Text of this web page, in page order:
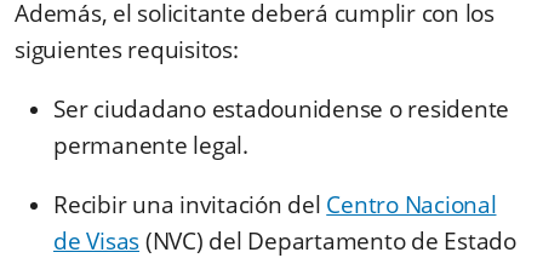
Además, el solicitante deberá cumplir con los
siguientes requisitos:
Ser ciudadano estadounidense o residente
permanente legal.
Recibir una invitación del Centro Nacional
de Visas(NVC) del Departamento de Estado